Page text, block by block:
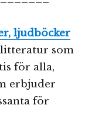
ljudböcker
som
för alla,
erbjuder
för